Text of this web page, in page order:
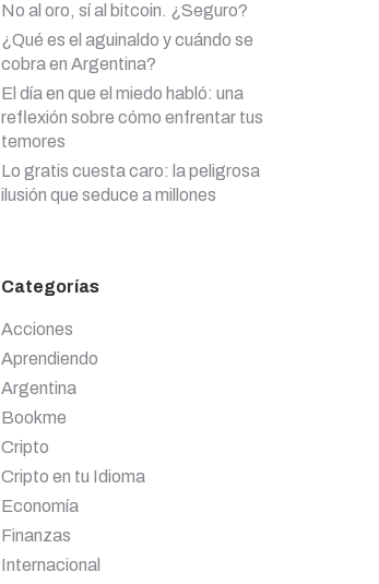
No al oro, sí al bitcoin. ¿Seguro?
¿Qué es el aguinaldo y cuándo se
cobra en Argentina?
El día en que el miedo habló: una
reflexión sobre cómo enfrentar tus
temores
Lo gratis cuesta caro: la peligrosa
ilusión que seduce a millones
Categorías
Acciones
Aprendiendo
Argentina
Bookme
Cripto
Cripto en tu Idioma
Economía
Finanzas
Internacional